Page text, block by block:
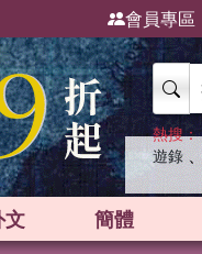
會員專區
熱搜：
遊錄 、
文 簡體